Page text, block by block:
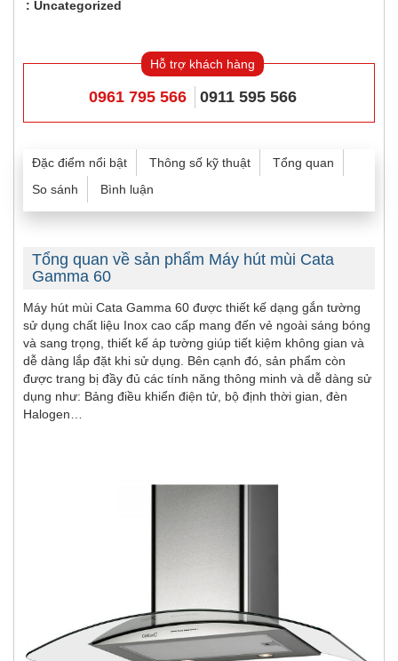
Uncategorized
Hỗ trợ khách hàng
0961 795 566 0911 595 566
Đặc điểm nổi bật Thông số kỹ thuật
Tổng quan
So sánh
Bình luận
Tổng quan về sản phẩm Máy hút mùi Cata
Gamma 60
Máy hút mùi Cata Gamma 60 được thiết kế dạng gắn tường
sử dụng chất liệu Inox cao cấp mang đến vẻ ngoài sáng bóng
và sang trọng, thiết kế áp tường giúp tiết kiệm không gian và
dễ dàng lắp đặt khi sử dụng. Bên cạnh đó, sản phẩm còn
được trang bị đầy đủ các tính năng thông minh và dễ dàng sử
dụng như: Bảng điều khiển điện tử, bộ định thời gian, đèn
Halogen…